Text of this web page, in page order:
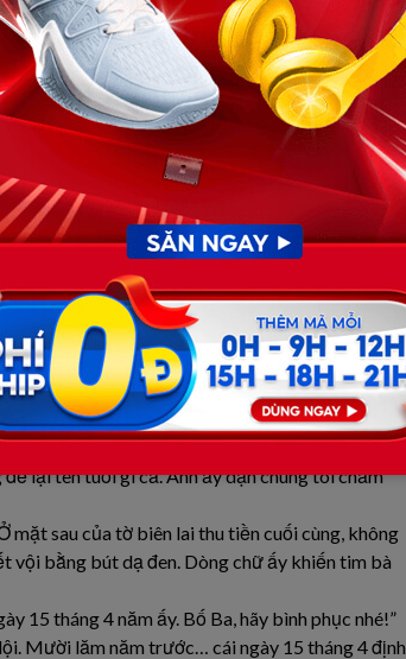
gì, cứ dùng số tiền này. Tôi có việc phải đi ngay.”
đã lấm lem vết bẩn: “Anh tên gì để chúng tôi ghi
“Cứ ghi là một người đi đường thôi cô ạ.”
sau cánh cửa bệnh viện. Chiếc xe sang trọng
con gái nhỏ chạy xộc vào bệnh viện. Người phụ
nấc lên. Đứa con gái nhỏ chừng mười tuổi, tên
nghe tin ông Ba – trụ cột duy nhất của gia đình
hỏi trong hơi thở đứt quãng.
biệt. Nhìn ông Ba nằm trên giường trắng tinh,
bên cạnh. Khi cô y tá trao lại xấp hóa đơn và
đến hơn ba mươi triệu đồng – một con số mà
lại tên tuổi gì cả. Anh ấy dặn chúng tôi chăm
sau của tờ biên lai thu tiền cuối cùng, không
vội bằng bút dạ đen. Dòng chữ ấy khiến tim bà
15 tháng 4 năm ấy. Bố Ba, hãy bình phục nhé!”
Mười lăm năm trước… cái ngày 15 tháng 4 định